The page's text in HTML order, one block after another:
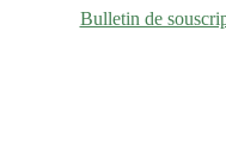
Bulletin de